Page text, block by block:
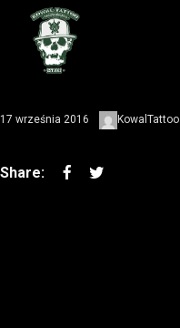
17 września 2016 KowalTattoo